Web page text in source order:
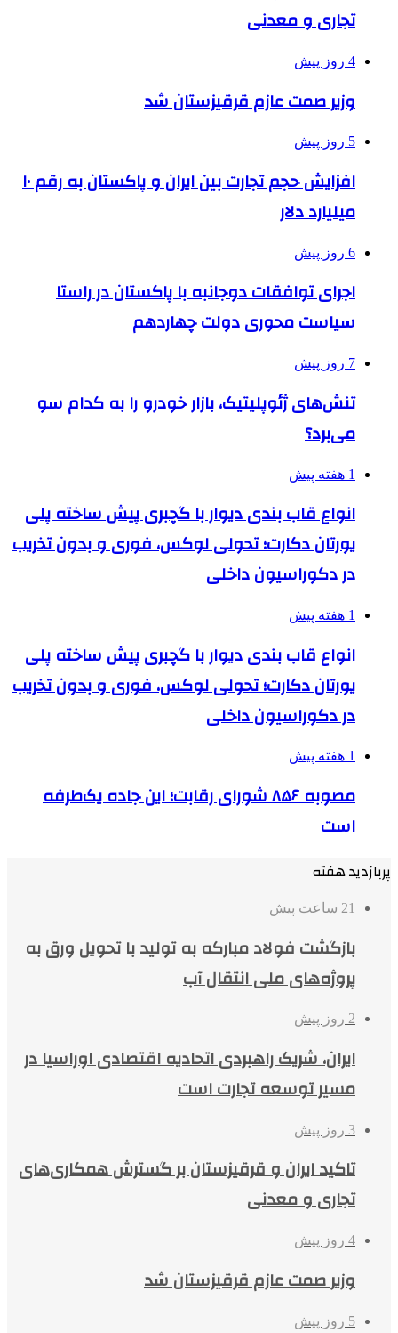
تجاری و معدنی
4 روز پیش
وزیر صمت عازم قرقیزستان شد
5 روز پیش
افزایش حجم تجارت بین ایران و پاکستان به رقم ۱۰
میلیارد دلار
6 روز پیش
اجرای توافقات دوجانبه با پاکستان در راستا
سیاست محوری دولت چهاردهم
7 روز پیش
تنش‌های ژئوپلیتیک، بازار خودرو را به کدام سو
می‌برد؟
1 هفته پیش
انواع قاب بندی دیوار با گچبری پیش ساخته پلی
یورتان دکارت؛ تحولی لوکس، فوری و بدون تخریب
در دکوراسیون داخلی
1 هفته پیش
انواع قاب بندی دیوار با گچبری پیش ساخته پلی
یورتان دکارت؛ تحولی لوکس، فوری و بدون تخریب
در دکوراسیون داخلی
1 هفته پیش
مصوبه ۸۵۶ شورای رقابت؛ این جاده یک‌طرفه
است
پربازدید هفته
21 ساعت پیش
بازگشت فولاد مبارکه به تولید با تحویل ورق به
پروژه‌های ملی انتقال آب
2 روز پیش
ایران، شریک راهبردی اتحادیه اقتصادی اوراسیا در
مسیر توسعه تجارت است
3 روز پیش
تاکید ایران و قرقیزستان بر گسترش همکاری‌های
تجاری و معدنی
4 روز پیش
وزیر صمت عازم قرقیزستان شد
5 روز پیش